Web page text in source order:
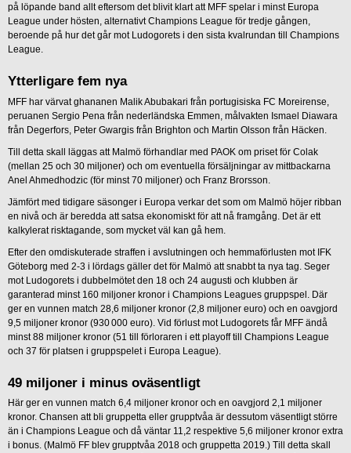
på löpande band allt eftersom det blivit klart att MFF spelar i minst Europa
League under hösten, alternativt Champions League för tredje gången,
beroende på hur det går mot Ludogorets i den sista kvalrundan till Champions
League.
Ytterligare fem nya
MFF har värvat ghananen Malik Abubakari från portugisiska FC Moreirense,
peruanen Sergio Pena från nederländska Emmen, målvakten Ismael Diawara
från Degerfors, Peter Gwargis från Brighton och Martin Olsson från Häcken.
Till detta skall läggas att Malmö förhandlar med PAOK om priset för Colak
(mellan 25 och 30 miljoner) och om eventuella försäljningar av mittbackarna
Anel Ahmedhodzic (för minst 70 miljoner) och Franz Brorsson.
Jämfört med tidigare säsonger i Europa verkar det som om Malmö höjer ribban
en nivå och är beredda att satsa ekonomiskt för att nå framgång. Det är ett
kalkylerat risktagande, som mycket väl kan gå hem.
Efter den omdiskuterade straffen i avslutningen och hemmaförlusten mot IFK
Göteborg med 2-3 i lördags gäller det för Malmö att snabbt ta nya tag. Seger
mot Ludogorets i dubbelmötet den 18 och 24 augusti och klubben är
garanterad minst 160 miljoner kronor i Champions Leagues gruppspel. Där
ger en vunnen match 28,6 miljoner kronor (2,8 miljoner euro) och en oavgjord
9,5 miljoner kronor (930 000 euro). Vid förlust mot Ludogorets får MFF ändå
minst 88 miljoner kronor (51 till förloraren i ett playoff till Champions League
och 37 för platsen i gruppspelet i Europa League).
49 miljoner i minus oväsentligt
Här ger en vunnen match 6,4 miljoner kronor och en oavgjord 2,1 miljoner
kronor. Chansen att bli gruppetta eller grupptvåa är dessutom väsentligt större
än i Champions League och då väntar 11,2 respektive 5,6 miljoner kronor extra
i bonus. (Malmö FF blev grupptvåa 2018 och gruppetta 2019.) Till detta skall